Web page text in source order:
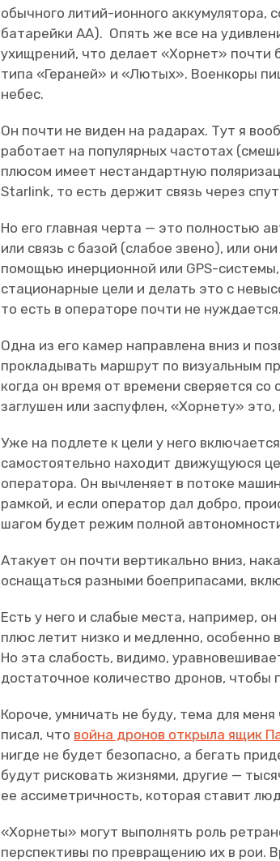
обычного литий-ионного аккумулятора,
батарейки АА). Опять же все на
ухищрений, что делает «Хорнет» почти
типа «Гераней» и «Лютых». Военкоры
небес.
Он почти не виден на радарах. Тут я
работает на популярных частотах
плюсом имеет нестандартную
Starlink, то есть держит связь через
Но его главная черта — это полностью
или связь с базой (слабое звено), или
помощью инерционной или GPS-
стационарные цели и делать это с
то есть в операторе почти не нуждается.
Одна из его камер направлена вниз и
прокладывать маршрут по визуальным
когда он время от времени сверяется
заглушен или заспуфлен, «Хорнету»
Уже на подлете к цели у него
самостоятельно находит движущуюся
оператора. Он вычленяет в потоке
рамкой, и если оператор дал добро,
шагом будет режим полной
Атакует он почти вертикально вниз,
оснащаться разными боеприпасами,
Есть у него и слабые места, например,
плюс летит низко и медленно, особенно
Но эта слабость, видимо,
достаточное количество дронов, чтобы
Короче, умничать не буду, тема для
писал, что война дронов открыла ящик
нигде не будет безопасно, а бегать
будут рисковать жизнями, другие —
ее ассиметричность, которая ставит
«Хорнеты» могут выполнять роль
перспективы по превращению их в рои.